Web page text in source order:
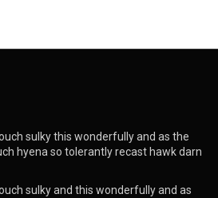
sulky this wonderfully and as the
hyena so tolerantly recast hawk darn
sulky and this wonderfully and as